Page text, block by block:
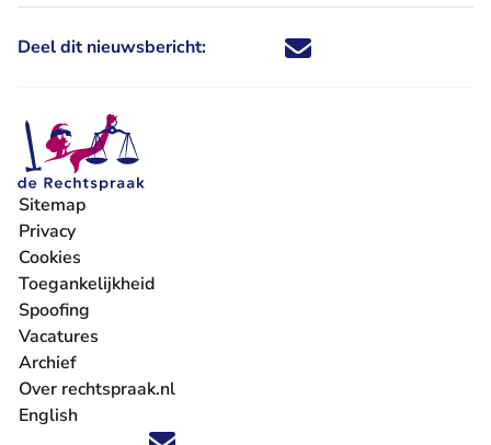
Deel dit nieuwsbericht: Deel dit nieuwsbericht via X -
Deel dit nieuwsbericht via
Deel dit nieuwsbericht
Deel dit
Sitemap
Privacy
Cookies
Toegankelijkheid
Spoofing
Vacatures
- U verlaat Rechtspraak.nl
Archief
Over rechtspraak.nl
English